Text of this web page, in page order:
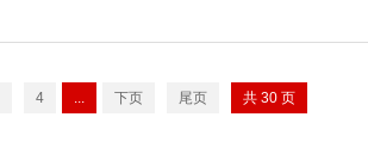
4 ... 下页 尾页 共30 页